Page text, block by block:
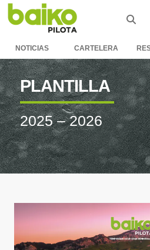
NOTICIAS CARTELERA
PLANTILLA
2025 – 2026